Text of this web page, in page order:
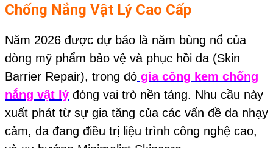
Chống Nắng Vật Lý Cao Cấp
Năm 2026 được dự báo là năm bùng nổ của
dòng mỹ phẩm bảo vệ và phục hồi da (Skin
Barrier Repair), trong đó gia công kem chống
nắng vật lý đóng vai trò nền tảng. Nhu cầu này
xuất phát từ sự gia tăng của các vấn đề da nhạy
cảm, da đang điều trị liệu trình công nghệ cao,